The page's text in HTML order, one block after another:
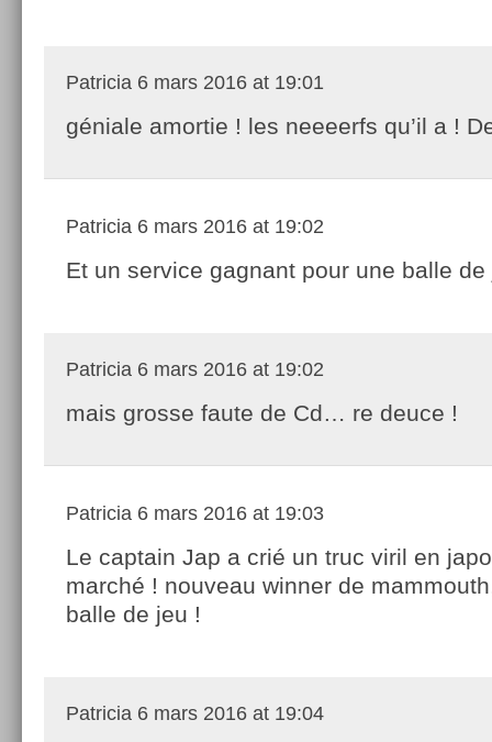
Patricia 6 mars 2016 at 19:01
géniale amortie ! les neeeerfs qu’il a !
Patricia 6 mars 2016 at 19:02
Et un service gagnant pour une balle de
Patricia 6 mars 2016 at 19:02
mais grosse faute de Cd… re deuce !
Patricia 6 mars 2016 at 19:03
Le captain Jap a crié un truc viril en
marché ! nouveau winner de
balle de jeu !
Patricia 6 mars 2016 at 19:04